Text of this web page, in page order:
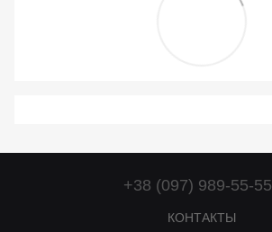
+38 (097) 989-55-55
КОНТАКТЫ